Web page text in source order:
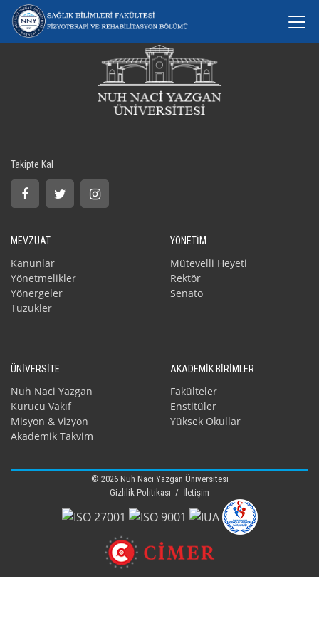
Takipte Kal
MEVZUAT
Kanunlar
Yönetmelikler
Yönergeler
Tüzükler
YÖNETİM
Mütevelli Heyeti
Rektör
Senato
ÜNİVERSİTE
Nuh Naci Yazgan
Kurucu Vakıf
Misyon & Vizyon
Akademik Takvim
AKADEMİK BİRİMLER
Fakülteler
Enstitüler
Yüksek Okullar
© 2026 Nuh Naci Yazgan Üniversitesi
Gizlilik Politikası / İletişim